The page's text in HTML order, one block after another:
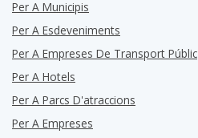
Per A Municipis
Per A Esdeveniments
Per A Empreses De Transport Públic
Per A Hotels
Per A Parcs D'atraccions
Per A Empreses